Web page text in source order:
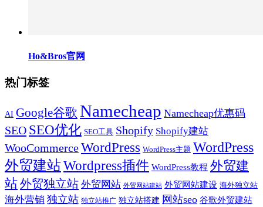
Ho&Bros官网
热门标签
AI Google谷歌 Namecheap Namecheap优惠码
SEO SEO优化 SEO工具 Shopify Shopify建站
WooCommerceWordPress WordPress主题 WordPress
外贸建站Wordpress插件 WordPress教程 外贸建
站外贸独立站 外贸网站 外贸网站建站 外贸网站建设 海外独立站
海外营销 独立站 独立站推广 独立站搭建 网站seo 谷歌外贸建站